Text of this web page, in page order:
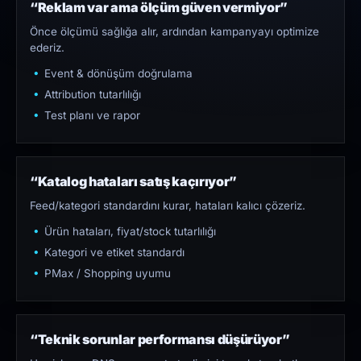
“Reklam var ama ölçüm güven vermiyor”
Önce ölçümü sağlığa alır, ardından kampanyayı optimize
ederiz.
Event & dönüşüm doğrulama
Attribution tutarlılığı
Test planı ve rapor
“Katalog hataları satış kaçırıyor”
Feed/kategori standardını kurar, hataları kalıcı çözeriz.
Ürün hataları, fiyat/stock tutarlılığı
Kategori ve etiket standardı
PMax / Shopping uyumu
“Teknik sorunlar performansı düşürüyor”